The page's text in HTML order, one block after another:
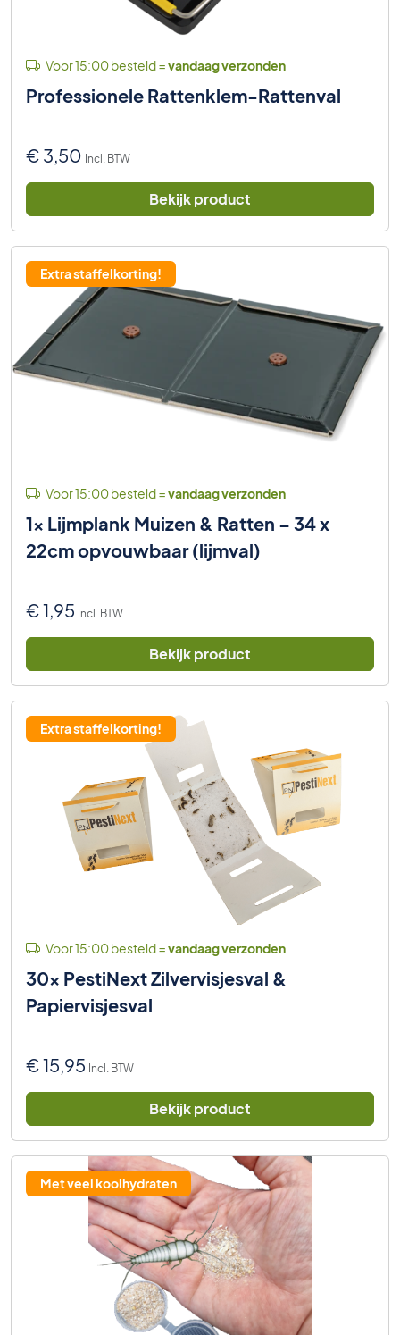
Voor 15:00 besteld =vandaag verzonden
Professionele Rattenklem-Rattenval
€ 3,50 Incl. BTW
Bekijk product
Extra staffelkorting!
Voor 15:00 besteld =vandaag verzonden
1x Lijmplank Muizen & Ratten – 34 x
22cm opvouwbaar (lijmval)
€1,95 Incl. BTW
Bekijk product
Extra staffelkorting!
Voor 15:00 besteld =vandaag verzonden
30x PestiNext Zilvervisjesval &
Papiervisjesval
€15,95 Incl. BTW
Bekijk product
Met veel koolhydraten